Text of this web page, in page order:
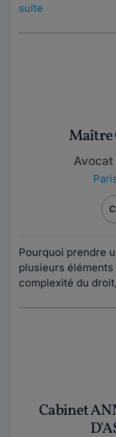
suite
Maître
Pourquoi prendre
plusieurs
complexité du
Cabinet